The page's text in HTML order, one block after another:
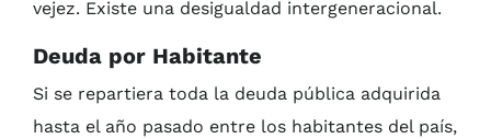
vejez. Existe una desigualdad intergeneracional.
Deuda por Habitante
Si se repartiera toda la deuda pública adquirida
hasta el año pasado entre los habitantes del país,